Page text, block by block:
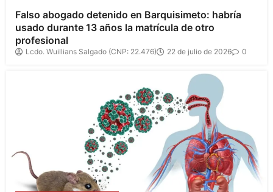
Falso abogado detenido en Barquisimeto: habría
usado durante 13 años la matrícula de otro
profesional
Lcdo. Wuillians Salgado (CNP: 22.476) 22 de julio de 2026 0